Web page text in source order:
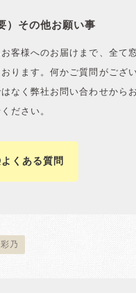
）その他お願い事
客様へのお届けまで、全て
ります。何かご質問がござ
なく弊社お問い合わせから
ださい。
よくある質問
乃